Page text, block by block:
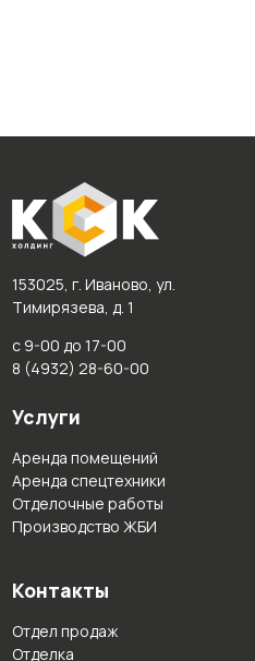
153025, г. Иваново, ул.
Тимирязева, д. 1
с 9-00 до 17-00
8 (4932) 28-60-00
Услуги
Аренда помещений
Аренда спецтехники
Отделочные работы
Производство ЖБИ
Контакты
Отдел продаж
Отделка